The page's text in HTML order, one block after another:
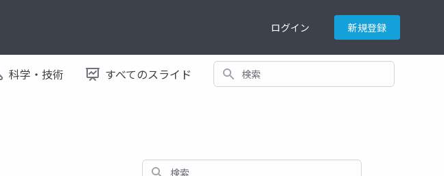
ログイン 新規登録
科学・技術 すべてのスライド 検索
検索